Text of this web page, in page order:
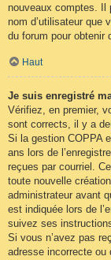
nouveaux comptes. Il
nom d’utilisateur que
du forum pour obtenir
Haut
Je suis enregistré
Vérifiez, en premier,
sont corrects, il y a
Si la gestion COPPA
ans lors de
reçues par courriel.
toute nouvelle
administrateur avant
est indiquée lors de
suivez ses
Si vous n’avez pas
adresse incorrecte ou